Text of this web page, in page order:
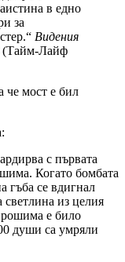
в едно
за
Видения
(Тайм-Лайф
че мост е бил
с първата
Когато бомбата
гъба се вдигнал
из целия
е било
души са умряли